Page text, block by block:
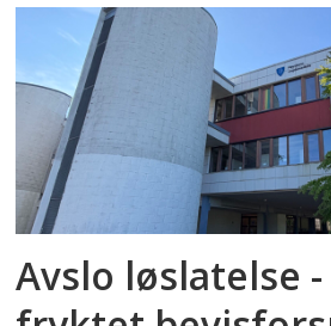
Avslo løslatelse